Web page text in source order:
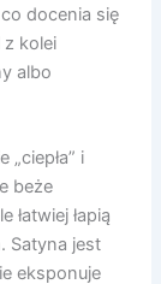
docenia się
kolei
albo
i
beże
łatwiej łapią
Satyna jest
eksponuje